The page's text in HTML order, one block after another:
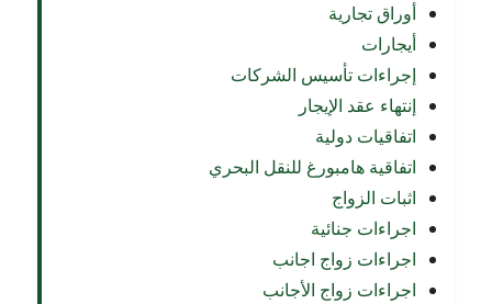
أوراق تجارية
أيجارات
إجراءات تأسيس الشركات
إنتهاء عقد الإيجار
اتفاقيات دولية
اتفاقية هامبورغ للنقل البحري
اثبات الزواج
اجراءات جنائية
اجراءات زواج اجانب
اجراءات زواج الأجانب